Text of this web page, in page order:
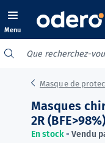
Menu
Masque de
Masques
2R
Made in
En stock-Vendu